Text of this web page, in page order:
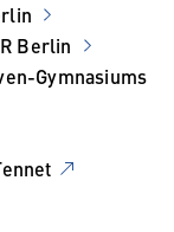
Berlin
Gymnasiums